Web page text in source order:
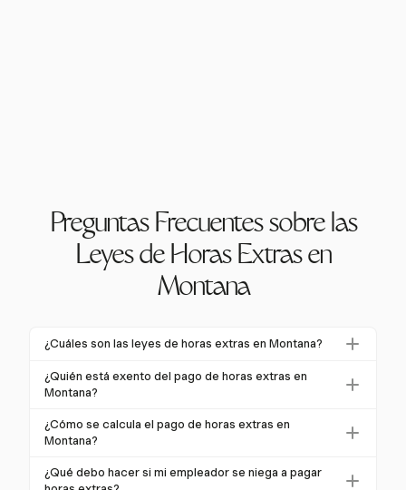
Preguntas Frecuentes sobre las
Leyes de Horas Extras en
Montana
¿Cuáles son las leyes de horas extras en Montana?
Las leyes de horas extras en Montana requieren que
los empleados no exentos reciban 1.5 veces su pago
semana laboral. Estas leyes están alineadas con las
regulaciones federales de la FLSA.
¿Quién está exento del pago de horas extras en
Montana?
Las excepciones en Montana incluyen empleados
ejecutivos, administrativos y profesionales, ciertos
de computación que ganan al menos $27.63/hora.
¿Cómo se calcula el pago de horas extras en
Montana?
El pago de horas extras en Montana se calcula a 1.5
veces la tarifa horaria regular por horas más de 40 en
¿Qué debo hacer si mi empleador se niega a pagar